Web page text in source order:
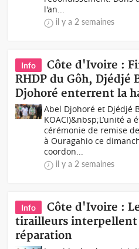
l'an...
il y a 2 semaines
Info
Côte d'Ivoire :
RHDP du Gôh, Djédjé
Djohoré enterrent la
Abel Djohoré et Djédjé
KOACI)&nbsp;L’unité
cérémonie de remise
à Ouragahio ce
coordon...
il y a 2 semaines
Info
Côte d'Ivoire :
tirailleurs interpellent
réparation